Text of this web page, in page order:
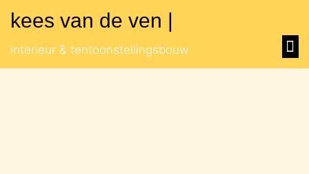
kees van de ven |
interieur & tentoonstellingsbouw